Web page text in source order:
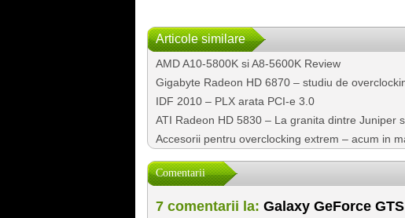
Articole similare
AMD A10-5800K si A8-5600K Review
Gigabyte Radeon HD 6870 – studiu de
IDF 2010 – PLX arata PCI-e 3.0
ATI Radeon HD 5830 – La granita dintre Juniper
Accesorii pentru overclocking extrem – acum in
Comentarii
7 comentarii la: Galaxy GeForce